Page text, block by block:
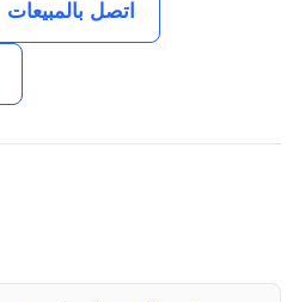
اتصل بالمبيعات